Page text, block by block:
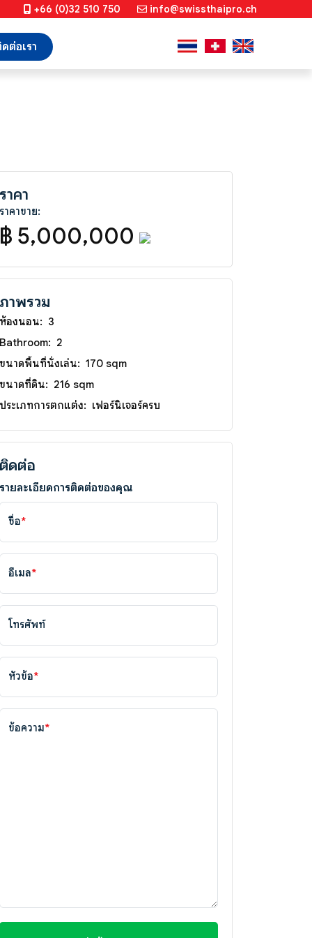
+66 (0)32 510 750 info@swissthaipro.ch
ต่อเรา
ราคา
ราคาขาย:
฿ 5,000,000
ภาพรวม
ห้องนอน: 3
Bathroom: 2
ขนาดพื้นที่นั่งเล่น: 170 sqm
ขนาดที่ดิน: 216 sqm
ประเภทการตกแต่ง: เฟอร์นิเจอร์ครบ
ติดต่อ
รายละเอียดการติดต่อของคุณ
ชื่อ*
อีเมล*
โทรศัพท์
หัวข้อ*
ข้อความ*